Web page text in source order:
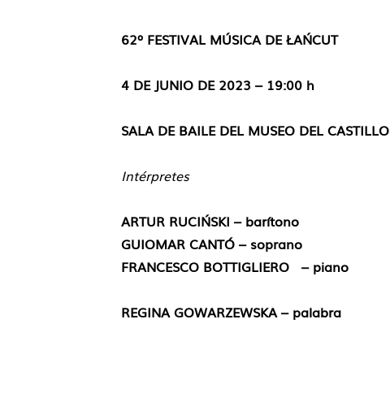
62º FESTIVAL MÚSICA DE ŁAŃCUT
4 DE JUNIO DE 2023 – 19:00 h
SALA DE BAILE DEL MUSEO DEL CASTILLO
Intérpretes
ARTUR RUCIŃSKI –barítono
GUIOMAR CANTÓ –soprano
FRANCESCO BOTTIGLIERO– piano
REGINA GOWARZEWSKA –palabra